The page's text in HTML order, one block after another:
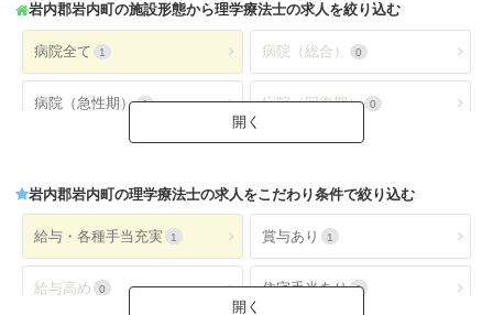
岩内郡岩内町の施設形態から理学療法士の求人を絞り込む
病院全て 1 病院（総合） 0
病院（急性期） 1 病院（回復期） 0
病院（外来） 病院（精神科）
病院(地域包括ケア) 0 クリニック全て 0
岩内郡岩内町の理学療法士の求人をこだわり条件で絞り込む
給与・各種手当充実 1 賞与あり 1
給与高め 0 住宅手当あり 1